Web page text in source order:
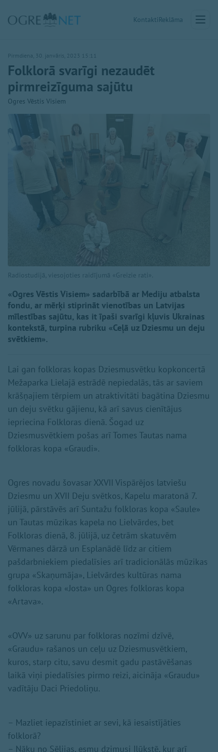
KontaktiReklāma
Pirmdiena, 30. janvāris, 2023 15:11
Folklorā svarīgi nezaudēt
pirmreizīguma sajūtu
Ogres Vēstis Visiem
Radiostudijā, viesojoties raidījumā «Greizie rati».
«Ogres Vēstis Visiem» sadarbībā ar Mediju atbalsta
fondu, ar mērķi stiprināt vienotības un Latvijas
mīlestības sajūtu, kas it īpaši svarīgi kļuvis Ukrainas
kontekstā, turpina rubriku «Ceļā uz Dziesmu un deju
svētkiem».
Lai gan folkloras kopas Dziesmusvētku kopkoncertā
Mežaparka Lielajā estrādē nepiedalās, tās ar saviem
krāšņajiem tērpiem un atraktivitāti bagātina Dziesmu
un deju svētku gājienu, kā arī savus cienītājus
iepriecina Folkloras dienā. Šogad uz
Dziesmusvētkiem pošas arī Tomes Tautas nama
folkloras kopa «Graudi».
Ogres novadu šovasar XXVII Vispārējos latviešu
Dziesmu un XVII Deju svētkos, Kapelu maratonā 7.
jūlijā, pārstāvēs arī Suntažu folkloras kopa «Saule»
un Tautas mūzikas kapela no Lielvārdes, bet
Folkloras dienā, 8. jūlijā, uz četrām skatuvēm
Vērmanes dārzā un Esplanādē līdz ar citiem
pašdarbniekiem piedalīsies arī tradicionālās mūzikas
grupa «Skaņumāja», Lielvārdes kultūras nama
folkloras kopa «Josta» un Ogres folkloras kopa
«Artava».
«OVV» uz sarunu par folkloras nozīmi dzīvē,
«Graudu» rašanos un ceļu uz Dziesmusvētkiem,
kuros, starp citu, savu desmit gadu pastāvēšanas
laikā viņi piedalīsies pirmo reizi, aicināja «Graudu»
vadītāju Daci Priedoliņu.
– Mazliet iepazīstiniet ar sevi, kā iesaistījāties
folklorā?
– Nāku no Sēlijas, esmu dzimusi Ilūkstē, kur arī